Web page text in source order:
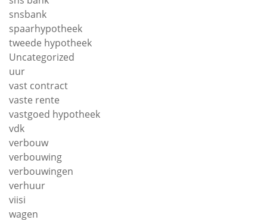
snsbank
spaarhypotheek
tweede hypotheek
Uncategorized
uur
vast contract
vaste rente
vastgoed hypotheek
vdk
verbouw
verbouwing
verbouwingen
verhuur
viisi
wagen